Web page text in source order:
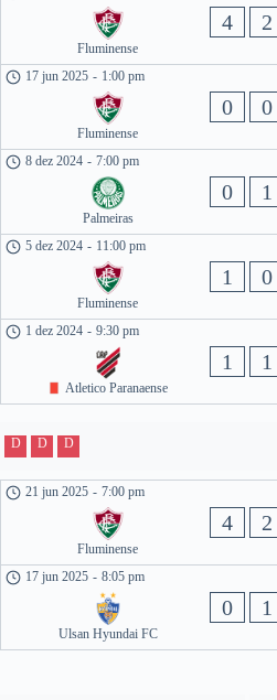
Fluminense
4 2
17 jun 2025 - 1:00 pm
Fluminense
0 0
8 dez 2024 - 7:00 pm
Palmeiras
0 1
5 dez 2024 - 11:00 pm
Fluminense
1 0
1 dez 2024 - 9:30 pm
Atletico Paranaense
1 1
D D D
21 jun 2025 - 7:00 pm
Fluminense
4 2
17 jun 2025 - 8:05 pm
Ulsan Hyundai FC
0 1